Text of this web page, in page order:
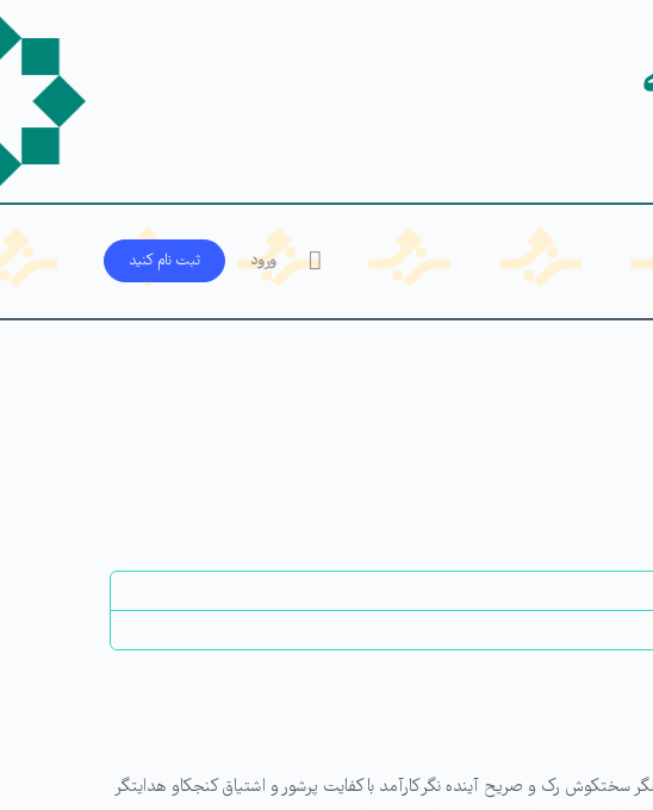
ورود ثبت‌ نام کنید
رک و صریح آینده نگر کارآمد با کفایت پرشور و اشتیاق کنجکاو هدایتگر